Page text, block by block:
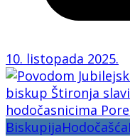
10. listopada 2025.
BiskupijaHodočašća